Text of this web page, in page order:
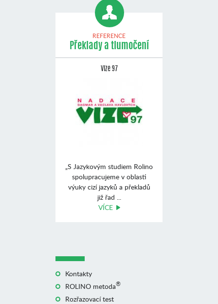
REFERENCE
Překlady a tlumočení
Vize 97
„S Jazykovým studiem Rolino
spolupracujeme v oblasti
výuky cizí jazyků a překladů
již řad ...
VÍCE
Kontakty
ROLINO metoda®
Rozřazovací test